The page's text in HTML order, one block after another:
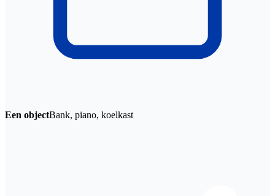
Een objectBank, piano, koelkast